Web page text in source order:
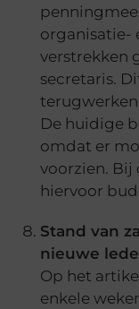
organisatie-
verstrekken
secretaris.
De huidige
omdat er
voorzien. Bij
hiervoor
Stand van
nieuwe
Op het
enkele